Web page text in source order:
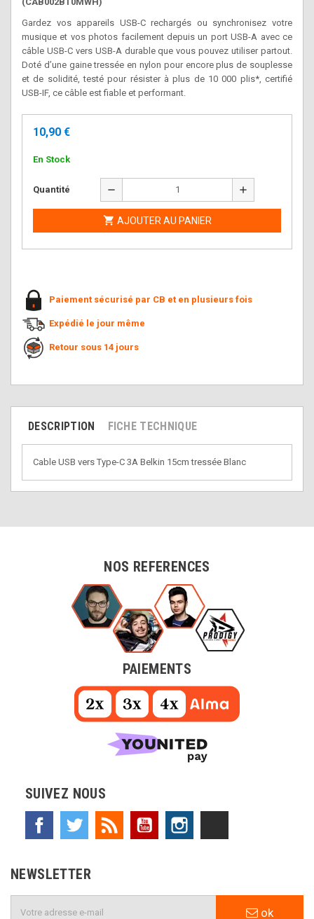
Gardez vos appareils USB-C rechargés ou synchronisez votre
musique et vos photos facilement depuis un port USB-A avec ce
câble USB-C vers USB-A durable que vous pouvez utiliser partout.
Doté d’une gaine tressée en nylon pour encore plus de souplesse
et de solidité, testé pour résister à plus de 10 000 plis*, certifié
USB-IF, ce câble est fiable et performant.
10,90 €
En Stock
Quantité remove add
 AJOUTER AU PANIER
Paiement sécurisé par CB et en plusieurs fois
Expédié le jour même
Retour sous 14 jours
DESCRIPTION FICHE TECHNIQUE
Cable USB vers Type-C 3A Belkin 15cm tressée Blanc
NOS REFERENCES
PAIEMENTS
SUIVEZ NOUS
Facebook Twitter Rss YouTube
NEWSLETTER
ok